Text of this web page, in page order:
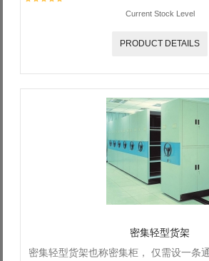
Current Stock Level
PRODUCT DETAILS
密集轻型货架
密集轻型货架也称密集柜， 仅需设一条